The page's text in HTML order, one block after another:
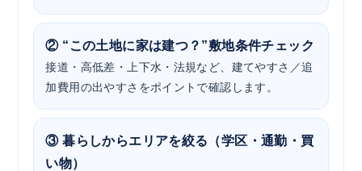
② “この土地に家は建つ？”敷地条件チェック
接道・高低差・上下水・法規など、建てやすさ／追
加費用の出やすさをポイントで確認します。
③ 暮らしからエリアを絞る（学区・通勤・買
い物）